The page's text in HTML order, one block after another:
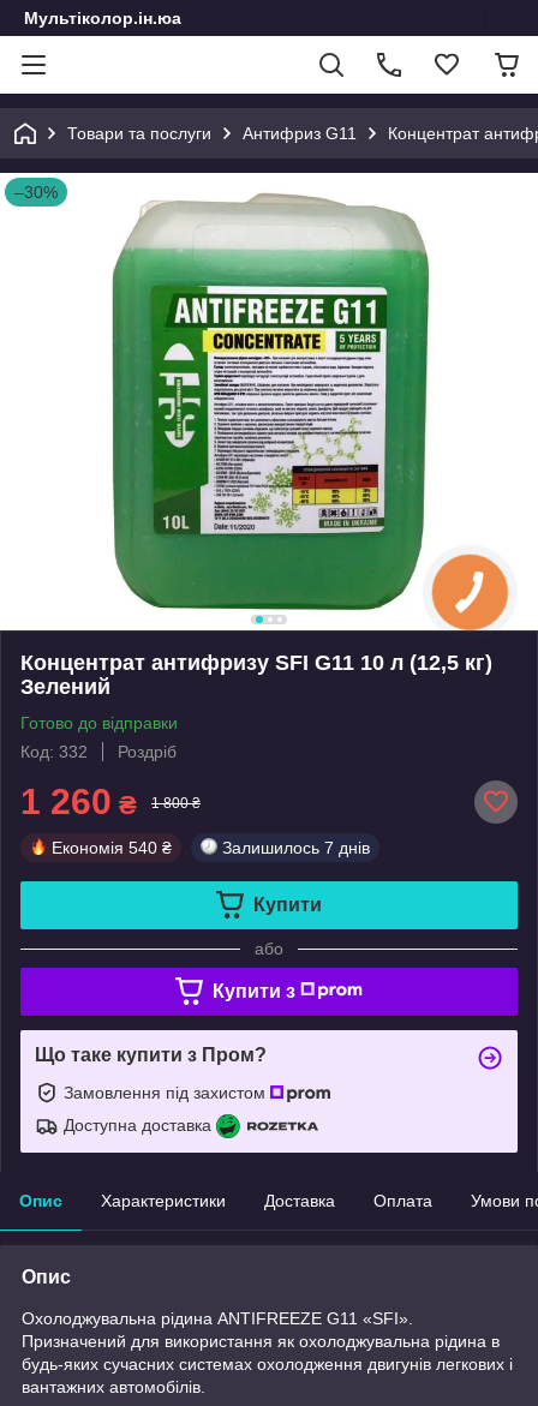
Мультіколор.ін.юа
Товари та послуги Антифриз G11 Концентрат
–30%
Концентрат антифризу SFI G11 10 л (12,5 кг)
Зелений
Готово до відправки
Код: 332
Роздріб
1 260 ₴ 1 800 ₴
Економія 540 ₴ Залишилось 7 днів
Купити
або
Купити з
Що таке купити з Пром?
Замовлення під захистом
Доступна доставка
Опис Характеристики Доставка Оплата Умови
Опис
Охолоджувальна рідина ANTIFREEZE G11 «SFI».
Призначений для використання як охолоджувальна рідина в
будь-яких сучасних системах охолодження двигунів легкових і
вантажних автомобілів.